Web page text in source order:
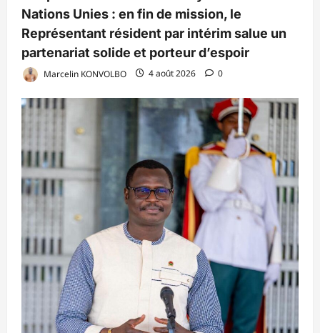
Nations Unies : en fin de mission, le
Représentant résident par intérim salue un
partenariat solide et porteur d’espoir
Marcelin KONVOLBO 4 août 2026 0